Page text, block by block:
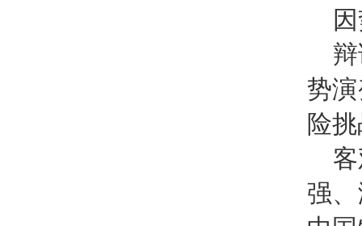
势
险
强